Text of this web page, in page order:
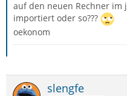
auf den neuen Rechner
importiert oder so???
oekonom
slengfe